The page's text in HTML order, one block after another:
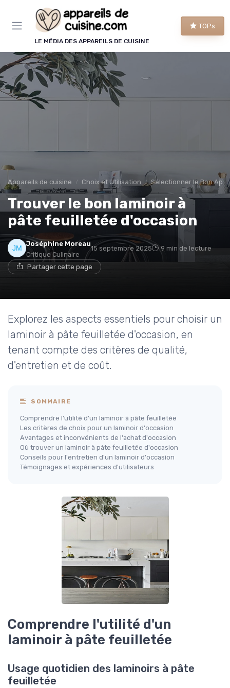
LE MÉDIA DES APPAREILS DE CUISINE
TOPs
Appareils de cuisine Choix et Utilisation Sélectionner le Bon
Trouver le bon laminoir à
pâte feuilletée d'occasion
Joséphine Moreau
Critique Culinaire
15 septembre 2025 9 min de lecture
Partager cette page
Explorez les aspects essentiels pour choisir un
laminoir à pâte feuilletée d'occasion, en
tenant compte des critères de qualité,
d'entretien et de coût.
SOMMAIRE
Comprendre l'utilité d'un laminoir à pâte feuilletée
Les critères de choix pour un laminoir d'occasion
Avantages et inconvénients de l'achat d'occasion
Où trouver un laminoir à pâte feuilletée d'occasion
Conseils pour l'entretien d'un laminoir d'occasion
Témoignages et expériences d'utilisateurs
Comprendre l'utilité d'un
laminoir à pâte feuilletée
Usage quotidien des laminoirs à pâte
feuilletée
Panneau de gestion des cookies